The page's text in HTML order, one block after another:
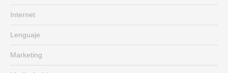
Internet
Lenguaje
Marketing